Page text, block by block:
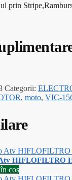
prin
Categorii:
, moto, VIC-
HIFLOFILTRO
coș